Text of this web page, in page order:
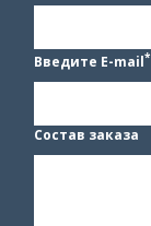
Введите E-mail*
Состав заказа